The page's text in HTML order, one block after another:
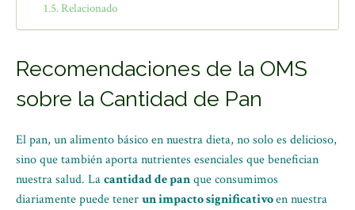
Relacionado
Recomendaciones de la OMS
sobre la Cantidad de Pan
El pan, un alimento básico en nuestra dieta, no solo es delicioso,
sino que también aporta nutrientes esenciales que benefician
nuestra salud. Lacantidad de panque consumimos
diariamente puede tenerun impacto significativoen nuestra